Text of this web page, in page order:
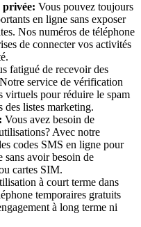
privée: Vous pouvez toujours
en ligne sans exposer
Nos numéros de téléphone
de connecter vos activités
fatigué de recevoir des
service de vérification
virtuels pour réduire le spam
des listes marketing.
Vous avez besoin de
Avec notre
codes SMS en ligne pour
sans avoir besoin de
cartes SIM.
à court terme dans
temporaires gratuits
à long terme ni